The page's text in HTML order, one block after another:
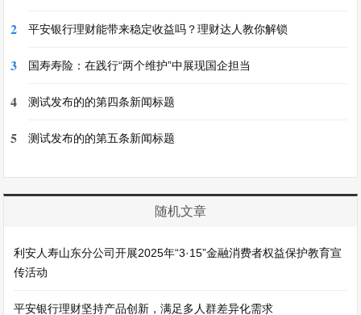
2 平安银行理财能带来稳定收益吗？理财达人教你解锁
3 国寿寿险：在践行“两个维护”中展现国企担当
4 测试发布的的第四条新闻标题
5 测试发布的的第五条新闻标题
随机文章
利安人寿山东分公司开展2025年“3·15”金融消费者权益保护教育宣
传活动
平安银行理财坚持产品创新，满足多人群差异化需求